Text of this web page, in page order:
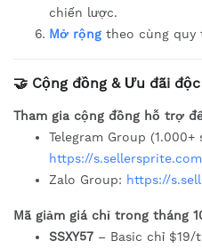
chiến lược.
Mở rộng theo cùng quy
🤝 Cộng đồng & Ưu đãi
Tham gia cộng đồng hỗ trợ
Telegram Group
https://
Zalo Group: https://
Mã giảm giá chỉ trong tháng
SSXY57 – Basic chỉ $19/